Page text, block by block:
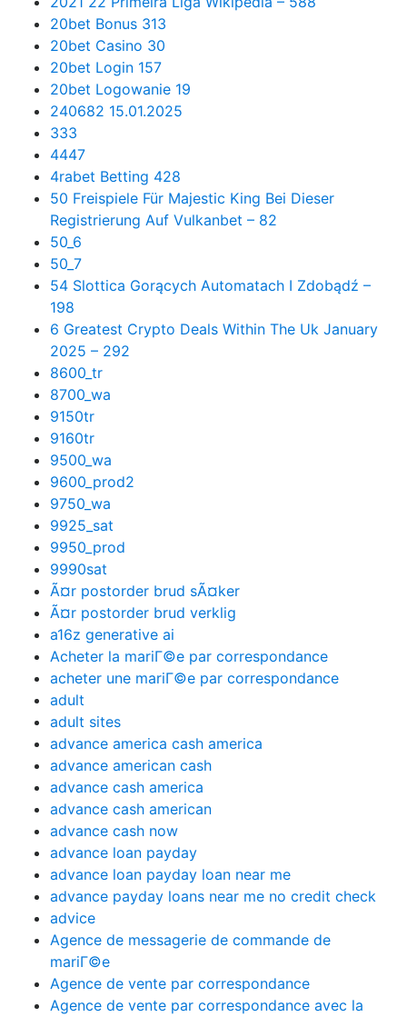
20bet Bonus 313
20bet Casino 30
20bet Login 157
20bet Logowanie 19
240682 15.01.2025
333
4447
4rabet Betting 428
50 Freispiele Für Majestic King Bei Dieser
Registrierung Auf Vulkanbet – 82
50_6
50_7
54 Slottica Gorących Automatach I Zdobądź –
198
6 Greatest Crypto Deals Within The Uk January
2025 – 292
8600_tr
8700_wa
9150tr
9160tr
9500_wa
9600_prod2
9750_wa
9925_sat
9950_prod
9990sat
Ã¤r postorder brud sÃ¤ker
Ã¤r postorder brud verklig
a16z generative ai
Acheter la mariГ©e par correspondance
acheter une mariГ©e par correspondance
adult
adult sites
advance america cash america
advance american cash
advance cash america
advance cash american
advance cash now
advance loan payday
advance loan payday loan near me
advance payday loans near me no credit check
advice
Agence de messagerie de commande de
mariГ©e
Agence de vente par correspondance
Agence de vente par correspondance avec la